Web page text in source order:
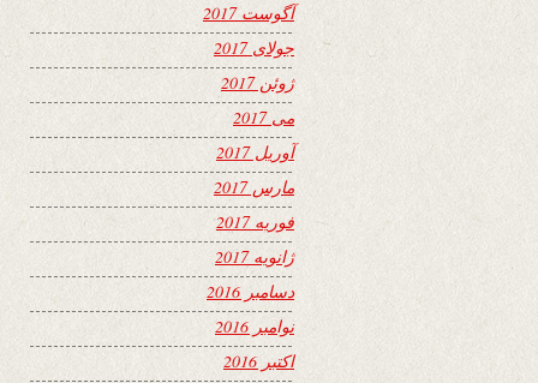
آگوست 2017
جولای 2017
ژوئن 2017
می 2017
آوریل 2017
مارس 2017
فوریه 2017
ژانویه 2017
دسامبر 2016
نوامبر 2016
اکتبر 2016